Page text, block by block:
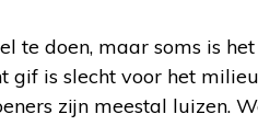
te doen, maar soms is
gif is slecht voor het
zijn meestal luizen.